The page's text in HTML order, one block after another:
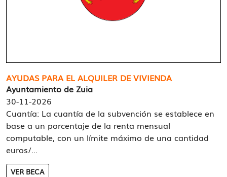
AYUDAS PARA EL ALQUILER DE VIVIENDA
Ayuntamiento de Zuia
30-11-2026
Cuantía: La cuantía de la subvención se establece en
base a un porcentaje de la renta mensual
computable, con un límite máximo de una cantidad
euros/...
VER BECA